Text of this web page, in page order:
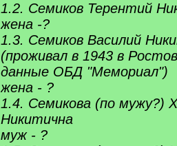
1.2. Семиков Терентий
жена -?
1.3. Семиков Василий
(проживал в 1943 в
данные ОБД "Мемориал")
жена - ?
1.4. Семикова (по мужу?)
Никитична
муж - ?